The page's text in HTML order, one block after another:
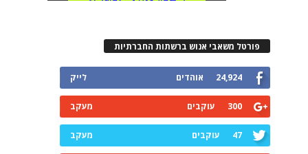
פורטל משאבי אנוש ברשתות החברתיות
24,924 אוהדים לייק
300 עוקבים מעקב
47 עוקבים מעקב